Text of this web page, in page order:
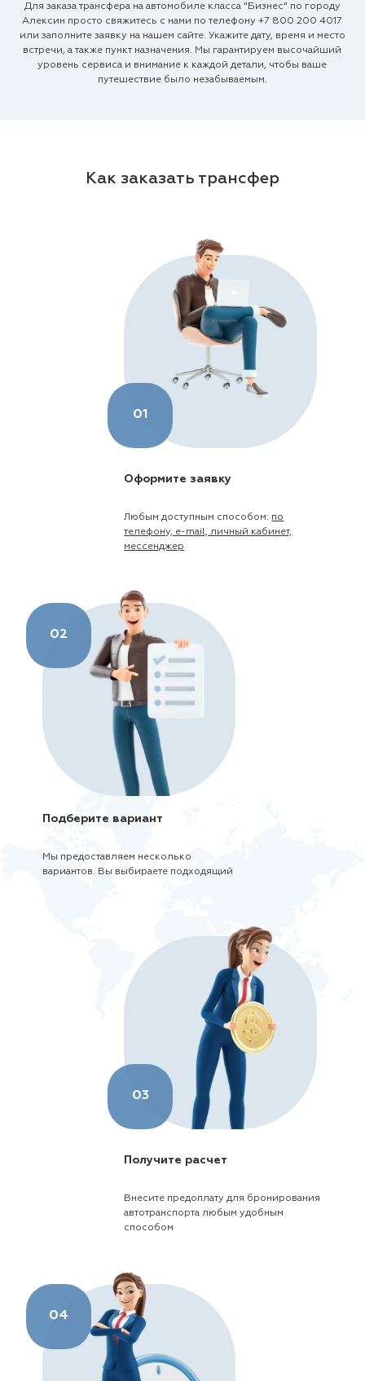
Для заказа трансфера на автомобиле класса "Бизнес" по городу
Алексин просто свяжитесь с нами по телефону+7 800 200 4017
или заполните заявку на нашем сайте. Укажите дату, время и место
встречи, а также пункт назначения. Мы гарантируем высочайший
уровень сервиса и внимание к каждой детали, чтобы ваше
путешествие было незабываемым.
Как заказать трансфер
01
Оформите заявку
Любым доступным способом: по
телефону, e-mail, личный кабинет,
мессенджер
02
Подберите вариант
Мы предоставляем несколько
вариантов. Вы выбираете подходящий
03
Получите расчет
Внесите предоплату для бронирования
автотранспорта любым удобным
способом
04